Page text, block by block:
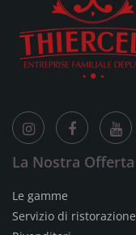
La Nostra Offerta
Le gamme
Servizio di ristorazione